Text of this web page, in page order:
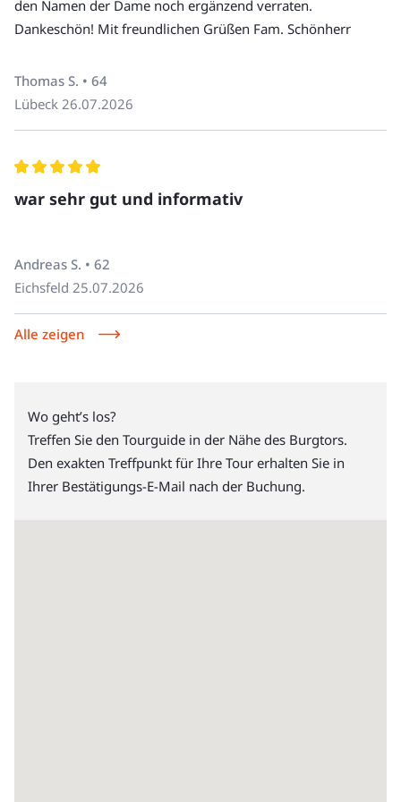
haben, rufen Sie uns an unter +49 30 220 273 10.
samstags, sonntags und feiertags
1 bis 16
wir verkürzte „Vorspeisen-Touren“
Stunden und es werden 3 Kostproben pro Teilnehmer:in
gereicht. Bei Interesse geben Sie bitte unten im Eingabe-
Feld „verkürzte Tour“ an.
den Namen der Dame noch ergänzend verraten.
Dankeschön! Mit freundlichen Grüßen Fam. Schönherr
Thomas S. • 64
Lübeck 26.07.2026
war sehr gut und informativ
Andreas S. • 62
Eichsfeld 25.07.2026
Alle zeigen
Wo geht’s los?
Treffen Sie den Tourguide in der Nähe des Burgtors.
Den exakten Treffpunkt für Ihre Tour erhalten Sie in
Ihrer Bestätigungs-E-Mail nach der Buchung.